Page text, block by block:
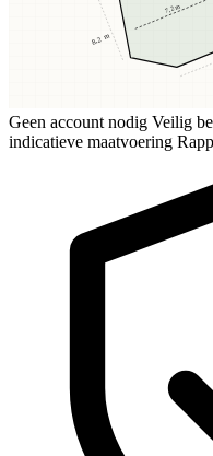
7,2 m
8,2 m
Geen account nodig Veilig
indicatieve maatvoering